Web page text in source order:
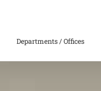
Departments / Offices